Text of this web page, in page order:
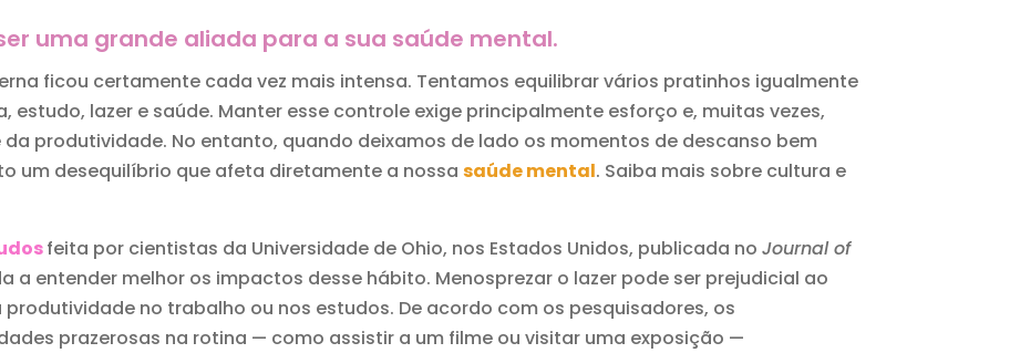
uma grande aliada para a sua saúde mental.
ficou certamente cada vez mais intensa. Tentamos equilibrar vários pratinhos igualmente
lazer e saúde. Manter esse controle exige principalmente esforço e, muitas vezes,
produtividade. No entanto, quando deixamos de lado os momentos de descanso bem
um desequilíbrio que afeta diretamente a nossasaúde mental. Saiba mais sobre cultura e
feita por cientistas da Universidade de Ohio, nos Estados Unidos, publicada noJournal of
a entender melhor os impactos desse hábito. Menosprezar o lazer pode ser prejudicial ao
no trabalho ou nos estudos. De acordo com os pesquisadores, os
prazerosas na rotina — como assistir a um filme ou visitar uma exposição —